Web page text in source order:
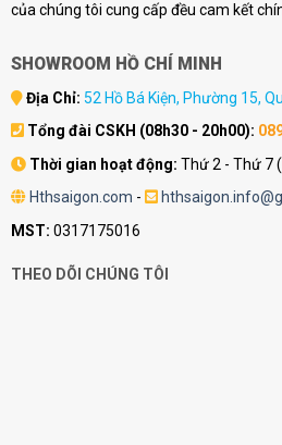
của chúng tôi cung cấp đều cam kết
SHOWROOM HỒ CHÍ MINH
Địa Chỉ: 52 Hồ Bá Kiện, Phường 15,
Tổng đài CSKH (08h30 - 20h00):
Thời gian hoạt động: Thứ 2 - Thứ 7
Hthsaigon.com -
MST: 0317175016
THEO DÕI CHÚNG TÔI